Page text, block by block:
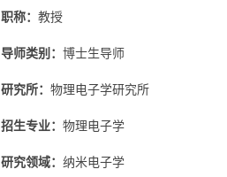
职称： 教授
导师类别： 博士生导师
研究所： 物理电子学研究所
招生专业： 物理电子学
研究领域： 纳米电子学